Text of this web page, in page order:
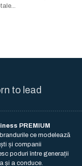
to lead
PREMIUM
ce modelează
și companii
poduri între generații
și a conduce.